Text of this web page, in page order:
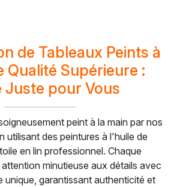
de Tableaux Peints à
Qualité Supérieure :
Juste pour Vous
peint à la main par nos
utilisant des peintures à l'huile de
en lin professionnel. Chaque
minutieuse aux détails avec
unique, garantissant authenticité et